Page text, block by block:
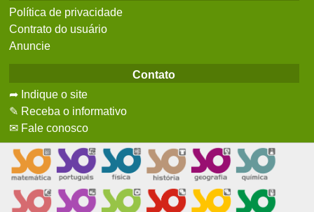
Política de privacidade
Contrato do usuário
Anuncie
Contato
➦ Indique o site
✎ Receba o informativo
✉ Fale conosco